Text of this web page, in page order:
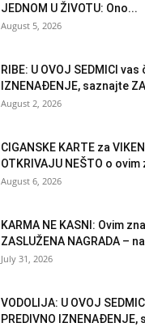
JEDNOM U ŽIVOTU: Ono...
August 5, 2026
RIBE: U OVOJ SEDMICI vas
IZNENAĐENJE, saznajte
August 2, 2026
CIGANSKE KARTE za
OTKRIVAJU NEŠTO o
August 6, 2026
KARMA NE KASNI: Ovim
ZASLUŽENA NAGRADA –
July 31, 2026
VODOLIJA: U OVOJ
PREDIVNO